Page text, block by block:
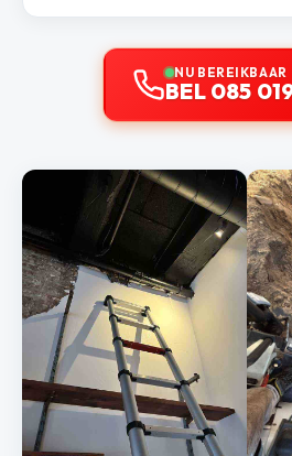
NU BEREIKBAAR
BEL 085